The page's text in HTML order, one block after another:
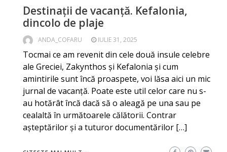
Destinații de vacanță. Kefalonia,
dincolo de plaje
ANDA_COFARU IULIE 31, 2025
Tocmai ce am revenit din cele două insule celebre
ale Greciei, Zakynthos și Kefalonia și cum
amintirile sunt încă proaspete, voi lăsa aici un mic
jurnal de vacanță. Poate este util celor care nu s-
au hotărât încă dacă să o aleagă pe una sau pe
cealaltă în următoarele călătorii. Contrar
așteptărilor și a tuturor documentărilor […]